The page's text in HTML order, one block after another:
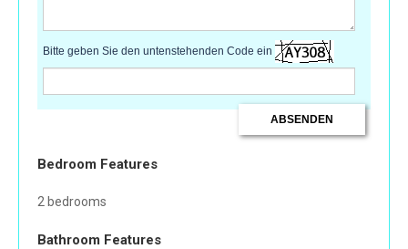
Bitte geben Sie den untenstehenden Code ein
Bedroom Features
2 bedrooms
Bathroom Features